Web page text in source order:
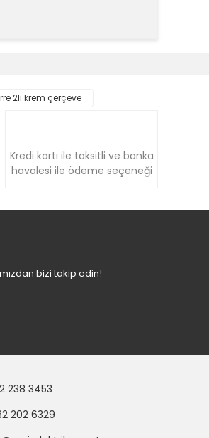
2li krem çerçeve
Kredi kartı ile taksitli ve banka
havalesi ile ödeme seçeneği
bizi takip edin!
238 3453
202 6329